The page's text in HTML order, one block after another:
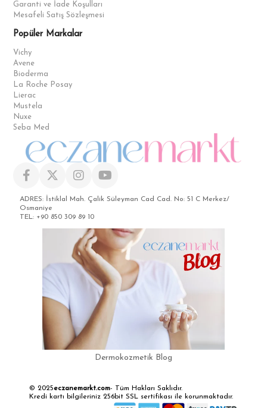
Garanti ve İade Koşulları
Mesafeli Satış Sözleşmesi
Popüler Markalar
Vichy
Avene
Bioderma
La Roche Posay
Lierac
Mustela
Nuxe
Seba Med
ADRES: İstiklal Mah. Çalik Süleyman Cad Cad. No: 51 C Merkez/
Osmaniye
TEL: +90 850 309 89 10
Dermokozmetik Blog
© 2025eczanemarkt.com- Tüm Hakları Saklıdır.
Kredi kartı bilgileriniz 256bit SSL sertifikası ile korunmaktadır.